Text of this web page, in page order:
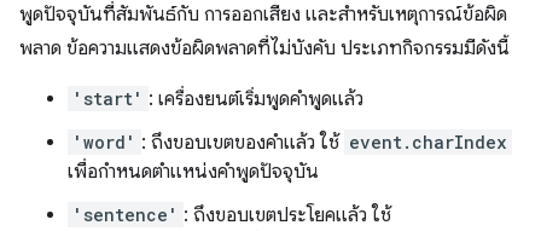
พูดปัจจุบันที่สัมพันธ์กับ การออกเสียง และสำหรับเหตุการณ์ข้อผิด
พลาด ข้อความแสดงข้อผิดพลาดที่ไม่บังคับ ประเภทกิจกรรมมีดังนี้
'start' : เครื่องยนต์เริ่มพูดคำพูดแล้ว
'word' : ถึงขอบเขตของคำแล้ว ใช้ event.charIndex
เพื่อกำหนดตำแหน่งคำพูดปัจจุบัน
'sentence' : ถึงขอบเขตประโยคแล้ว ใช้